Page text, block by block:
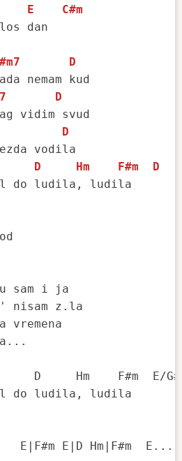
E
C#m
dan
D
D
vidim svud
D
vodila
D Hm F#m
D
do ludila, ludila
sam i ja
nisam z.la
vremena
D     Hm    F#m  E/G#
do ludila, ludila
E|D Hm|F#m  E...